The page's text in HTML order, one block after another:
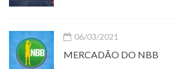
06/03/2021
MERCADÃO DO NBB